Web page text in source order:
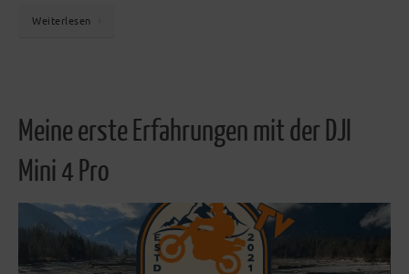
Weiterlesen
Meine erste Erfahrungen mit der DJI
Mini 4 Pro